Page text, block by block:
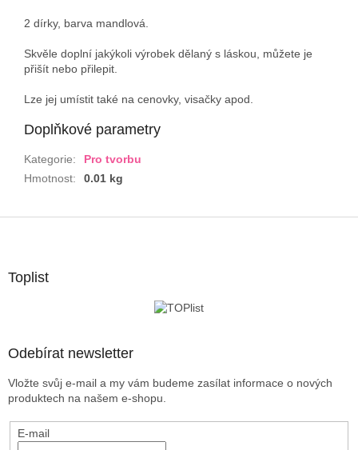
2 dírky, barva mandlová.
Skvěle doplní jakýkoli výrobek dělaný s láskou, můžete je
přišít nebo přilepit.
Lze jej umístit také na cenovky, visačky apod.
Doplňkové parametry
Kategorie:
Pro tvorbu
Hmotnost: 0.01 kg
Toplist
Odebírat newsletter
Vložte svůj e-mail a my vám budeme zasílat informace o nových
produktech na našem e-shopu.
E-mail